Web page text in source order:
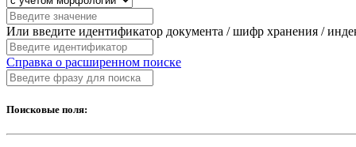
Или введите идентификатор документа / шифр хранения /
Справка о расширенном поиске
Поисковые поля: